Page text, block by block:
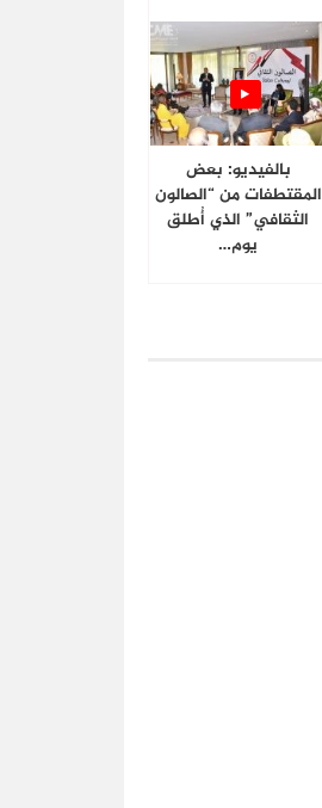
بالفيديو: بعض
المقتطفات من “الصالون
الثقافي” الذي أُطلق
يوم…